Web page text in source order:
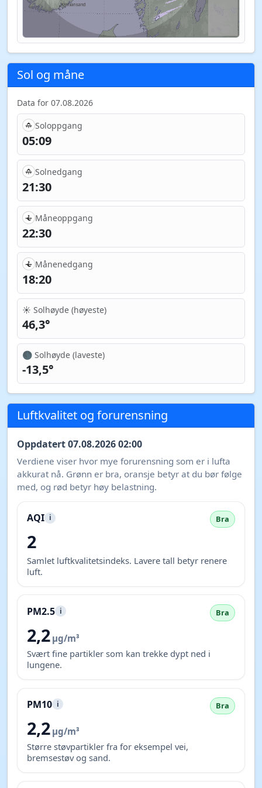
Sol og måne
Data for 07.08.2026
Soloppgang
05:09
Solnedgang
21:30
Måneoppgang
22:30
Månenedgang
18:20
☀️ Solhøyde (høyeste)
46,3°
🌑 Solhøyde (laveste)
-13,5°
Luftkvalitet og forurensning
Oppdatert 07.08.2026 02:00
Verdiene viser hvor mye forurensning som er i lufta
akkurat nå. Grønn er bra, oransje betyr at du bør følge
med, og rød betyr høy belastning.
AQI i Bra
2
Samlet luftkvalitetsindeks. Lavere tall betyr renere
luft.
PM2.5 i Bra
2,2 µg/m³
Svært fine partikler som kan trekke dypt ned i
lungene.
PM10 i Bra
2,2 µg/m³
Større støvpartikler fra for eksempel vei,
bremsestøv og sand.